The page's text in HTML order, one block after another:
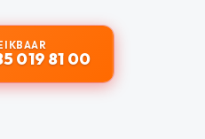
019 81 00